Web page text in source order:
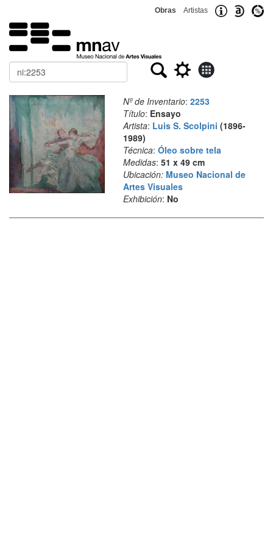
Obras Artistas
Buscar
Nº de Inventario: 2253
Título: Ensayo
Artista: Luis S. Scolpini (1896-
1989)
Técnica: Óleo sobre tela
Medidas: 51 x 49 cm
Ubicación: Museo Nacional de
Artes Visuales
Exhibición: No